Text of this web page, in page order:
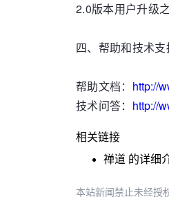
2.0版本用户升级
四、帮助和技术支
帮助文档： http://
技术问答： http://
相关链接
禅道 的详细
本站新闻禁止未经授